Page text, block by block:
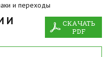
и переходы
И
СКАЧАТЬ
PDF